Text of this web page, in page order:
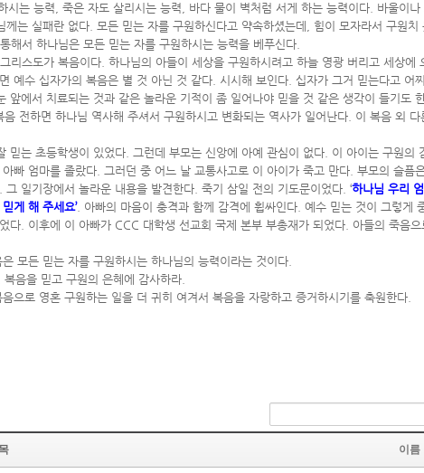
는 능력, 죽은 자도 살리시는 능력, 바다 물이 벽처럼 서게 하는 능력이다. 바울이
는 실패란 없다. 모든 믿는 자를 구원하신다고 약속하셨는데, 힘이 모자라서 구원치
서 하나님은 모든 믿는 자를 구원하시는 능력을 베푸신다.
스도가 복음이다. 하나님의 아들이 세상을 구원하시려고 하늘 영광 버리고 세상에
예수 십자가의 복음은 별 것 아닌 것 같다. 시시해 보인다. 십자가 그거 믿는다고 어
에서 치료되는 것과 같은 놀라운 기적이 좀 일어나야 믿을 것 같은 생각이 들기도
전하면 하나님 역사해 주셔서 구원하시고 변화되는 역사가 일어난다. 이 복음 외
는 초등학생이 있었다. 그런데 부모는 신앙에 아예 관심이 없다. 이 아이는 구원의
빠 엄마를 졸랐다. 그러던 중 어느 날 교통사고로 이 아이가 죽고 만다. 부모의 슬픔
일기장에서 놀라운 내용을 발견한다. 죽기 삼일 전의 기도문이었다. ‘하나님 우리
게 해 주세요’. 아빠의 마음이 충격과 함께 감격에 휩싸인다. 예수 믿는 것이 그렇게
. 이후에 이 아빠가 CCC 대학생 선교회 국제 본부 부총재가 되었다. 아들의 죽음
모든 믿는 자를 구원하시는 하나님의 능력이라는 것이다.
음을 믿고 구원의 은혜에 감사하라.
으로 영혼 구원하는 일을 더 귀히 여겨서 복음을 자랑하고 증거하시기를 축원한다.
이름